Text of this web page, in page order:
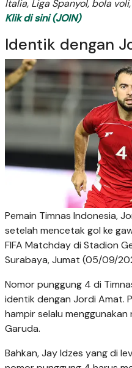
Italia, Liga Spanyol, bola
Klik di sini (JOIN)
Identik dengan
Pemain Timnas Indonesia,
setelah mencetak gol ke
FIFA Matchday di Stadion
Surabaya, Jumat (05/09/
Nomor punggung 4 di
identik dengan Jordi Amat.
hampir selalu
Garuda.
Bahkan, Jay Idzes yang di